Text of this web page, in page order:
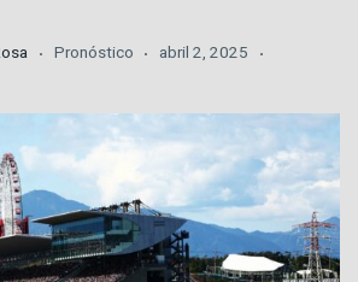
Pronóstico
abril 2, 2025